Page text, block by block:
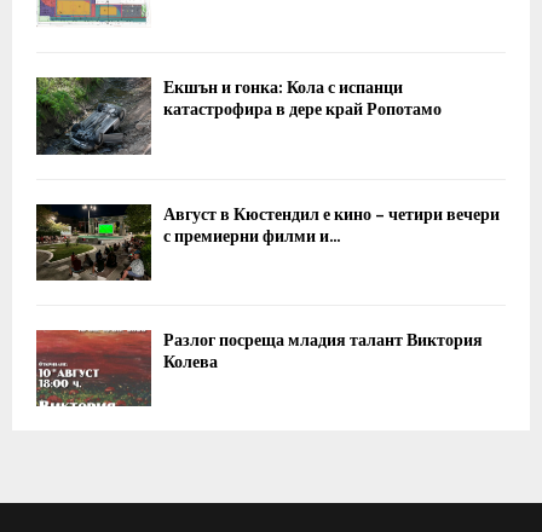
Екшън и гонка: Кола с испанци
катастрофира в дере край Ропотамо
Август в Кюстендил е кино – четири вечери
с премиерни филми и...
Разлог посреща младия талант Виктория
Колева